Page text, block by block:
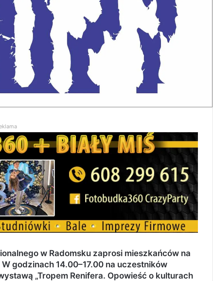
w Radomsku zaprosi mieszkańców na
godzinach 14.00–17.00 na uczestników
„Tropem Renifera. Opowieść o kulturach